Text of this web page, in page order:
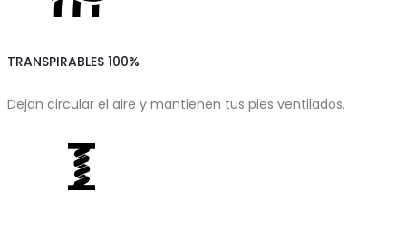
TRANSPIRABLES 100%
Dejan circular el aire y mantienen tus pies ventilados.